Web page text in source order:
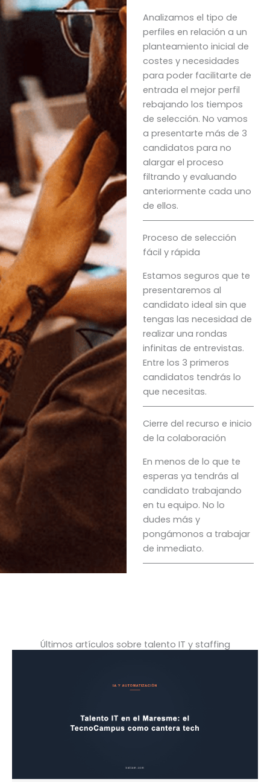
Analizamos el tipo de
perfiles en relación a un
planteamiento inicial de
costes y necesidades
para poder facilitarte de
entrada el mejor perfil
rebajando los tiempos
de selección. No vamos
a presentarte más de 3
candidatos para no
alargar el proceso
filtrando y evaluando
anteriormente cada uno
de ellos.
Proceso de selección
fácil y rápida
Estamos seguros que te
presentaremos al
candidato ideal sin que
tengas las necesidad de
realizar una rondas
infinitas de entrevistas.
Entre los 3 primeros
candidatos tendrás lo
que necesitas.
Cierre del recurso e inicio
de la colaboración
En menos de lo que te
esperas ya tendrás al
candidato trabajando
en tu equipo. No lo
dudes más y
pongámonos a trabajar
de inmediato.
Últimos artículos sobre talento IT y staffing